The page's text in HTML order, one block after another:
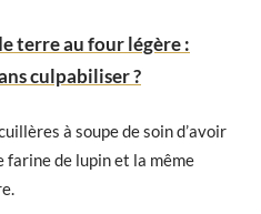
terre au four légère :
culpabiliser ?
à soupe de soin d’avoir
farine de lupin et la même